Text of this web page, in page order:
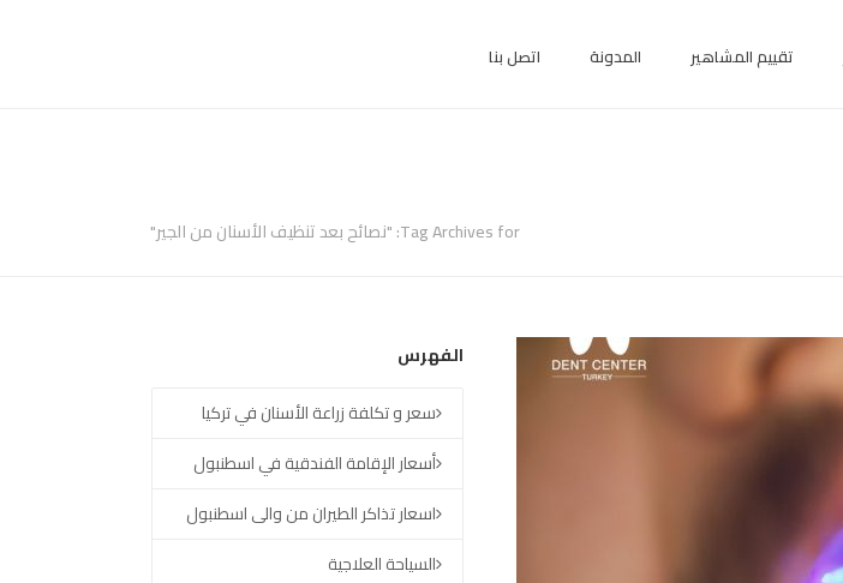
تقييم المشاهير المدونة اتصل بنا
Tag Archives for: "نصائح بعد تنظيف الأسنان من الجير"
الفهرس
سعر و تكلفة زراعة الأسنان في تركيا
أسعار الإقامة الفندقية في اسطنبول
اسعار تذاكر الطيران من والى اسطنبول
السياحة العلاجية